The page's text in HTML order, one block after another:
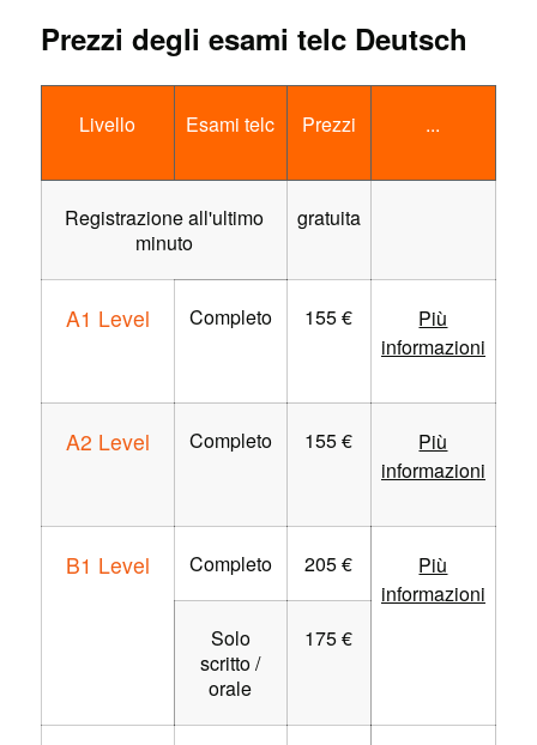
Prezzi degli esami telc Deutsch
Livello Esami telc Prezzi ...
Registrazione all'ultimo
minuto
gratuita
A1 Level Completo 155 €
Più
informazioni
A2 Level Completo 155 €
Più
informazioni
B1 Level Completo 205 €
Più
informazioni
Solo
scritto /
orale
175 €